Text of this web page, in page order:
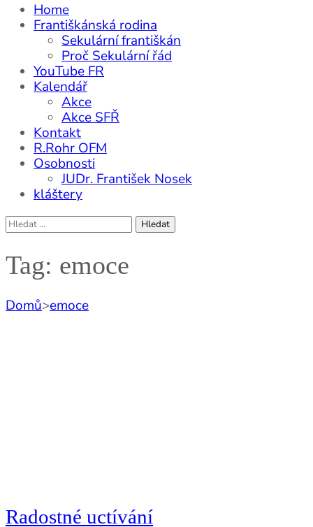
Home
Františkánská rodina
Sekulární františkán
Proč Sekulární řád
YouTube FR
Kalendář
Akce
Akce SFŘ
Kontakt
R.Rohr OFM
Osobnosti
JUDr. František Nosek
kláštery
Vyhledávání
Tag: emoce
Domů>emoce
Radostné uctívání